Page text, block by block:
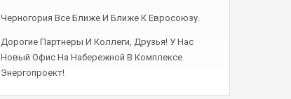
Черногория Все Ближе И Ближе К Евросоюзу.
Дорогие Партнеры И Коллеги, Друзья! У Нас
Новый Офис На Набережной В Комплексе
Энергопроект!